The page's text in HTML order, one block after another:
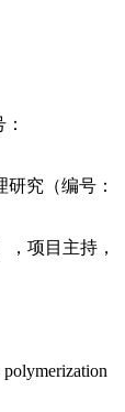
究（编号：
，项目主持，